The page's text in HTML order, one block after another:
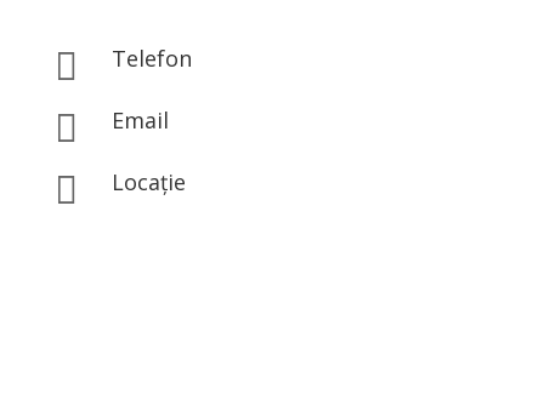
 Telefon
 Email
 Locație